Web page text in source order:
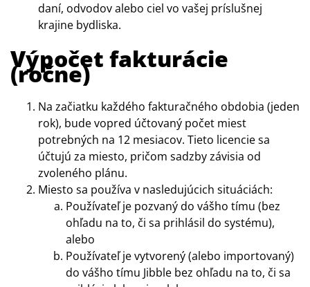
daní, odvodov alebo ciel vo vašej príslušnej
krajine bydliska.
Výpočet fakturácie
(ročne)
Na začiatku každého fakturačného obdobia (jeden
rok), bude vopred účtovaný počet miest
potrebných na 12 mesiacov. Tieto licencie sa
účtujú za miesto, pričom sadzby závisia od
zvoleného plánu.
Miesto sa používa v nasledujúcich situáciách:
Používateľ je pozvaný do vášho tímu (bez
ohľadu na to, či sa prihlásil do systému),
alebo
Používateľ je vytvorený (alebo importovaný)
do vášho tímu Jibble bez ohľadu na to, či sa